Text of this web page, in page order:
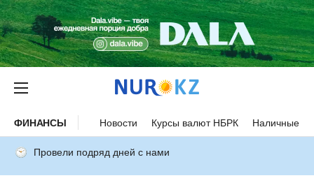
ФИНАНСЫ Новости Курсы валют НБРК Наличные
Провели подряд дней с нами